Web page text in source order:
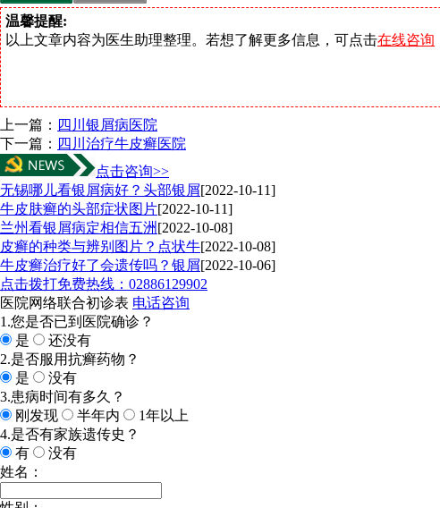
温馨提醒:
以上文章内容为医生助理整理。若想了解更多信息，可点击在线咨询
上一篇： 四川银屑病医院
下一篇： 四川治疗牛皮癣医院
点击咨询>>
无锡哪儿看银屑病好？头部银屑[2022-10-11]
牛皮肤癣的头部症状图片[2022-10-11]
兰州看银屑病定相信五洲 [2022-10-08]
皮癣的种类与辨别图片？点状牛[2022-10-08]
牛皮癣治疗好了会遗传吗？银屑[2022-10-06]
点击拨打免费热线：02886129902
医院网络联合初诊表 电话咨询
1.您是否已到医院确诊？
是
还没有
2.是否服用抗癣药物？
是
没有
3.患病时间有多久？
刚发现
半年内
1年以上
4.是否有家族遗传史？
有
没有
姓名：